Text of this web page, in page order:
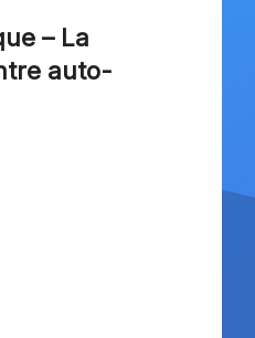
– La
auto-